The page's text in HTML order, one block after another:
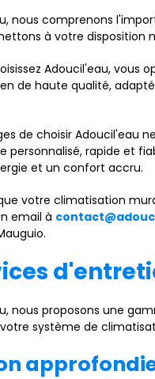
nous comprenons
à votre
Adoucil'eau,
de haute qualité,
de choisir Adoucil'eau
personnalisé, rapide et
et un confort accru.
votre climatisation
email à
nous proposons une
système de